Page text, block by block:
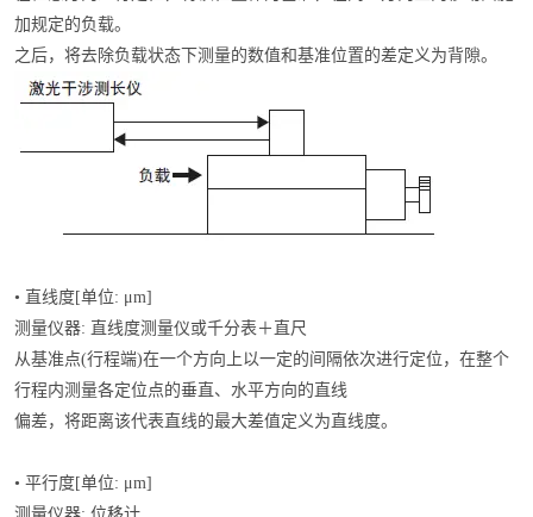
加规定的负载。
之后，将去除负载状态下测量的数值和基准位置的差定义为背隙。
• 直线度[单位: μm]
测量仪器: 直线度测量仪或千分表＋直尺
从基准点(行程端)在一个方向上以一定的间隔依次进行定位，在整个
行程内测量各定位点的垂直、水平方向的直线
偏差，将距离该代表直线的最大差值定义为直线度。
• 平行度[单位: μm]